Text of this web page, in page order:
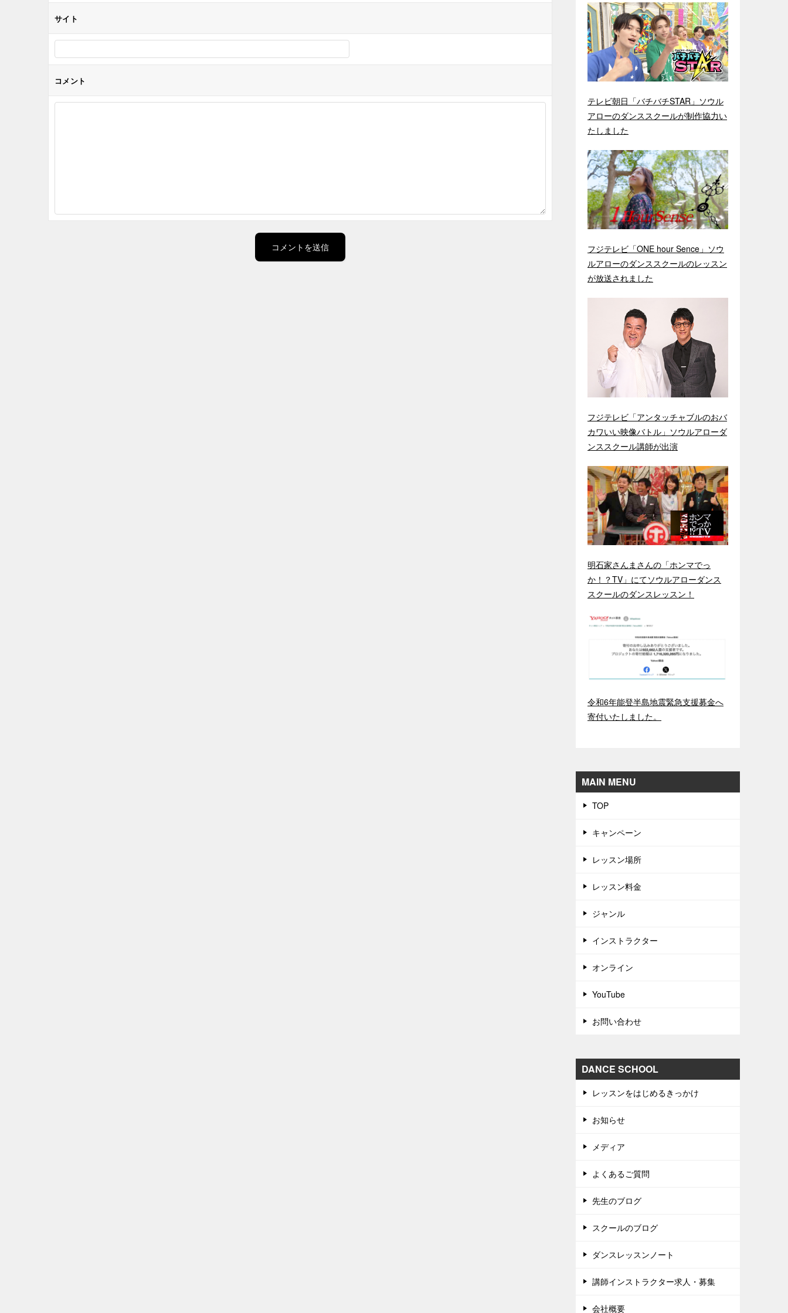
サイト
コメント
テレビ朝日「バチバチSTAR」ソウル
アローのダンススクールが制作協力い
たしました
フジテレビ「ONE hour Sence」ソウ
ルアローのダンススクールのレッスン
が放送されました
フジテレビ「アンタッチャブルのおバ
カワいい映像バトル」ソウルアローダ
ンススクール講師が出演
明石家さんまさんの「ホンマでっ
か！？TV」にてソウルアローダンス
スクールのダンスレッスン！
令和6年能登半島地震緊急支援募金へ
寄付いたしました。
MAIN MENU
TOP
キャンペーン
レッスン場所
レッスン料金
ジャンル
インストラクター
オンライン
YouTube
お問い合わせ
DANCE SCHOOL
レッスンをはじめるきっかけ
お知らせ
メディア
よくあるご質問
先生のブログ
スクールのブログ
ダンスレッスンノート
講師インストラクター求人・募集
会社概要